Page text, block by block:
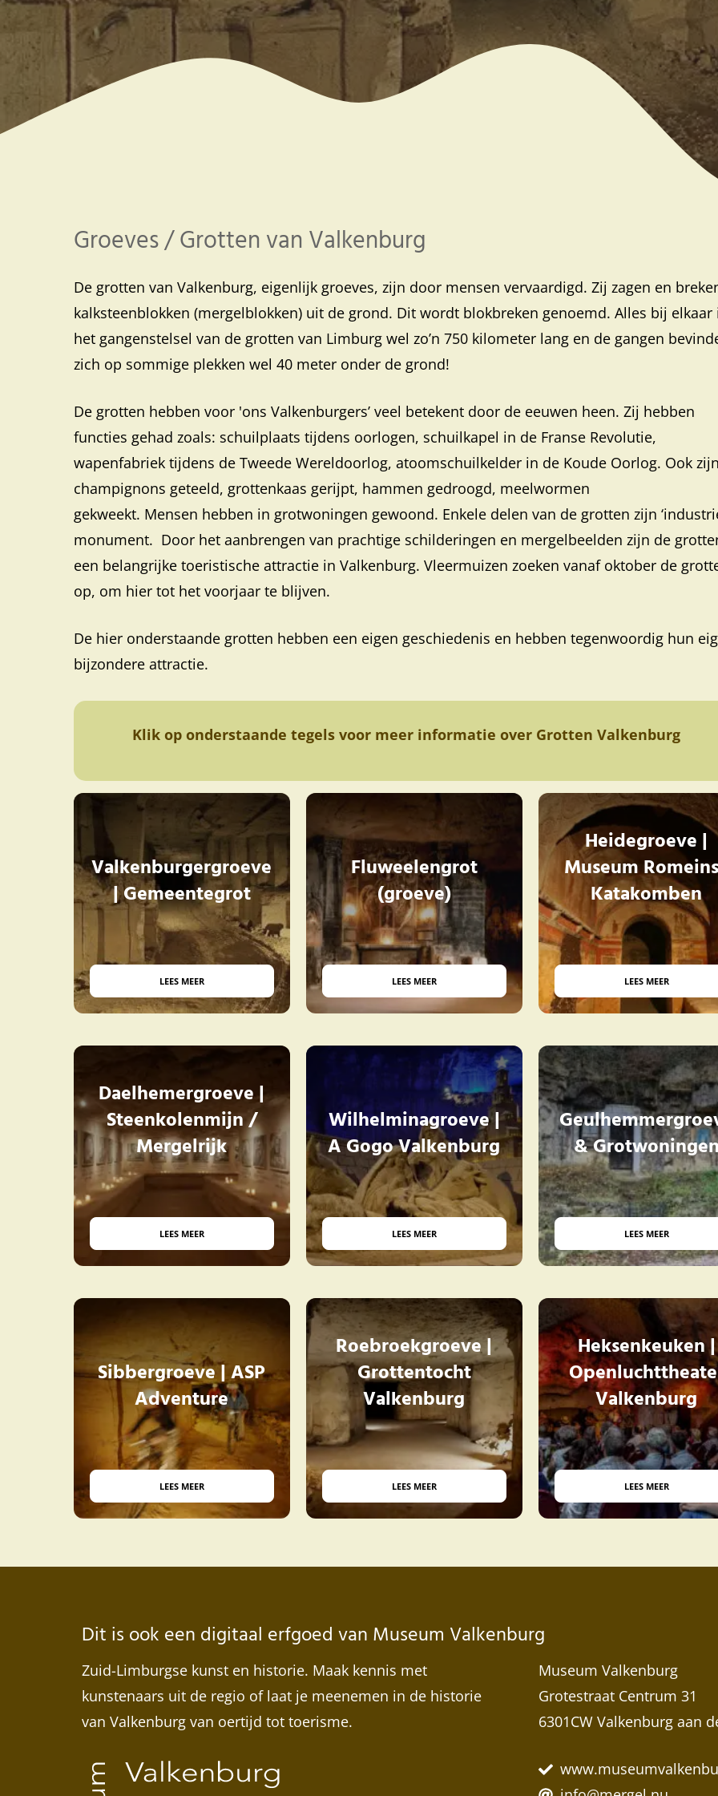
Groeves / Grotten van Valkenburg
De grotten van Valkenburg, eigenlijk groeves, zijn door mensen vervaardigd. Zij zagen en
kalksteenblokken (mergelblokken) uit de grond. Dit wordt blokbreken genoemd. Alles bij elkaar
het gangenstelsel van de grotten van Limburg wel zo’n 750 kilometer lang en de gangen
zich op sommige plekken wel 40 meter onder de grond!
De grotten hebben voor 'ons Valkenburgers’ veel betekent door de eeuwen heen. Zij hebben
functies gehad zoals: schuilplaats tijdens oorlogen, schuilkapel in de Franse Revolutie,
wapenfabriek tijdens de Tweede Wereldoorlog, atoomschuilkelder in de Koude Oorlog. Ook
champignons geteeld, grottenkaas gerijpt, hammen gedroogd, meelwormen
gekweekt. Mensen hebben in grotwoningen gewoond. Enkele delen van de grotten zijn
monument. Door het aanbrengen van prachtige schilderingen en mergelbeelden zijn de
een belangrijke toeristische attractie in Valkenburg. Vleermuizen zoeken vanaf oktober de
op, om hier tot het voorjaar te blijven.
De hier onderstaande grotten hebben een eigen geschiedenis en hebben tegenwoordig hun
bijzondere attractie.
Klik op onderstaande tegels voor meer informatie over Grotten Valkenburg
Valkenburgergroeve
| Gemeentegrot
LEES MEER
Fluweelengrot
(groeve)
LEES MEER
Heidegroeve |
Museum
Katakomben
LEES MEER
Daelhemergroeve |
Steenkolenmijn /
Mergelrijk
LEES MEER
Wilhelminagroeve |
A Gogo Valkenburg
LEES MEER
&
LEES MEER
Sibbergroeve | ASP
Adventure
LEES MEER
Roebroekgroeve |
Grottentocht
Valkenburg
LEES MEER
Heksenkeuken |
Valkenburg
LEES MEER
Dit is ook een digitaal erfgoed van Museum Valkenburg
Zuid-Limburgse kunst en historie. Maak kennis met
kunstenaars uit de regio of laat je meenemen in de historie
van Valkenburg van oertijd tot toerisme.
Museum Valkenburg
Grotestraat Centrum 31
6301CW Valkenburg aan